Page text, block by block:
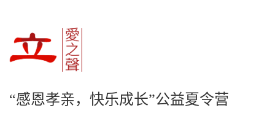
“感恩孝亲，快乐成长”公益夏令营